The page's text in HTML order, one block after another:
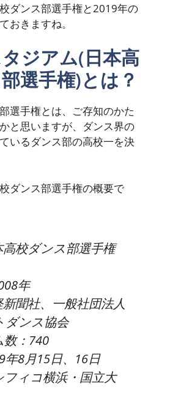
ダンス部選手権と2019年の
おきますね。
ジアム(日本高
選手権)とは？
選手権とは、ご存知のかた
と思いますが、ダンス界の
いるダンス部の高校一を決
ダンス部選手権の概要で
高校ダンス部選手権
年
聞社、一般社団法人
ダンス協会
数：740
年8月15日、16日
フィコ横浜・国立大